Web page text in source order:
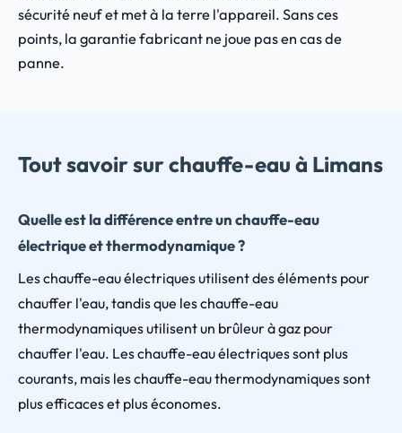
sécurité neuf et met à la terre l'appareil. Sans ces
points, la garantie fabricant ne joue pas en cas de
panne.
Tout savoir sur chauffe-eau à Limans
Quelle est la différence entre un chauffe-eau
électrique et thermodynamique ?
Les chauffe-eau électriques utilisent des éléments pour
chauffer l'eau, tandis que les chauffe-eau
thermodynamiques utilisent un brûleur à gaz pour
chauffer l'eau. Les chauffe-eau électriques sont plus
courants, mais les chauffe-eau thermodynamiques sont
plus efficaces et plus économes.